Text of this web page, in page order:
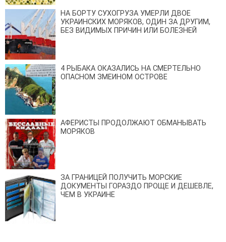
НА БОРТУ СУХОГРУЗА УМЕРЛИ ДВОЕ
УКРАИНСКИХ МОРЯКОВ, ОДИН ЗА ДРУГИМ,
БЕЗ ВИДИМЫХ ПРИЧИН ИЛИ БОЛЕЗНЕЙ
4 РЫБАКА ОКАЗАЛИСЬ НА СМЕРТЕЛЬНО
ОПАСНОМ ЗМЕИНОМ ОСТРОВЕ
АФЕРИСТЫ ПРОДОЛЖАЮТ ОБМАНЫВАТЬ
МОРЯКОВ
ЗА ГРАНИЦЕЙ ПОЛУЧИТЬ МОРСКИЕ
ДОКУМЕНТЫ ГОРАЗДО ПРОЩЕ И ДЕШЕВЛЕ,
ЧЕМ В УКРАИНЕ